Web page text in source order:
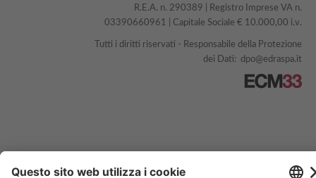
R.E.A. n. 290389 | Registro Imprese VA n.
03390660961 | Capitale Sociale € 10.000,00 i.v.
Tutti i diritti riservati - Responsabile della Protezione
dei Dati: dpo@edraspa.it